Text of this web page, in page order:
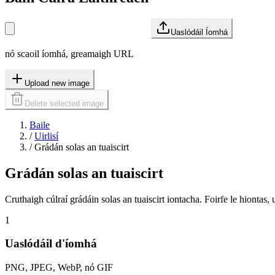
Uaslódáil Íomhá
nó scaoil íomhá, greamaigh URL
Upload new image
Delete selected image
Baile
/ Uirlisí
/ Grádán solas an tuaiscirt
Grádán solas an tuaiscirt
Cruthaigh cúlraí grádáin solas an tuaiscirt iontacha. Foirfe le
1
Uaslódáil d'íomhá
PNG, JPEG, WebP, nó GIF